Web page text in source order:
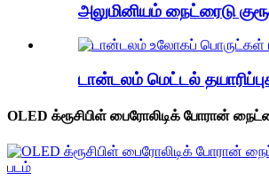
அலுமினியம் நைட்ரைடு
டான்டலம் மெட்டல்
OLED க்ரூசிபிள் பைரோலிடிக் போரான்